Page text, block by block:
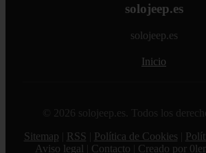
solojeep.es
solojeep.es
Inicio
© 2026 solojeep.es. Todos los
Sitemap
RSS Política de Cookies
Aviso legal
Contacto Creado por